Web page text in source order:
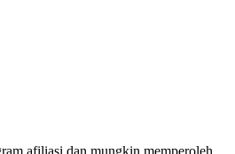
afiliasi dan mungkin memperoleh